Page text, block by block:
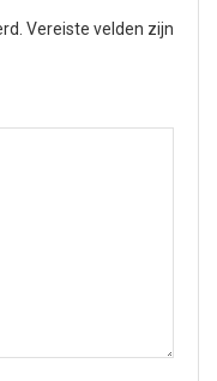
Vereiste velden zijn